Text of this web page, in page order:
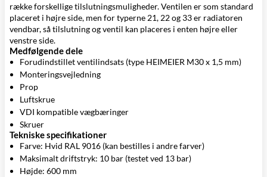
række forskellige tilslutningsmuligheder. Ventilen er som standard
placeret i højre side, men for typerne 21, 22 og 33 er radiatoren
vendbar, så tilslutning og ventil kan placeres i enten højre eller
venstre side.
Medfølgende dele
Forudindstillet ventilindsats (type HEIMEIER M30 x 1,5 mm)
Monteringsvejledning
Prop
Luftskrue
VDI kompatible vægbæringer
Skruer
Tekniske specifikationer
Farve: Hvid RAL 9016 (kan bestilles i andre farver)
Maksimalt driftstryk: 10 bar (testet ved 13 bar)
Højde: 600 mm